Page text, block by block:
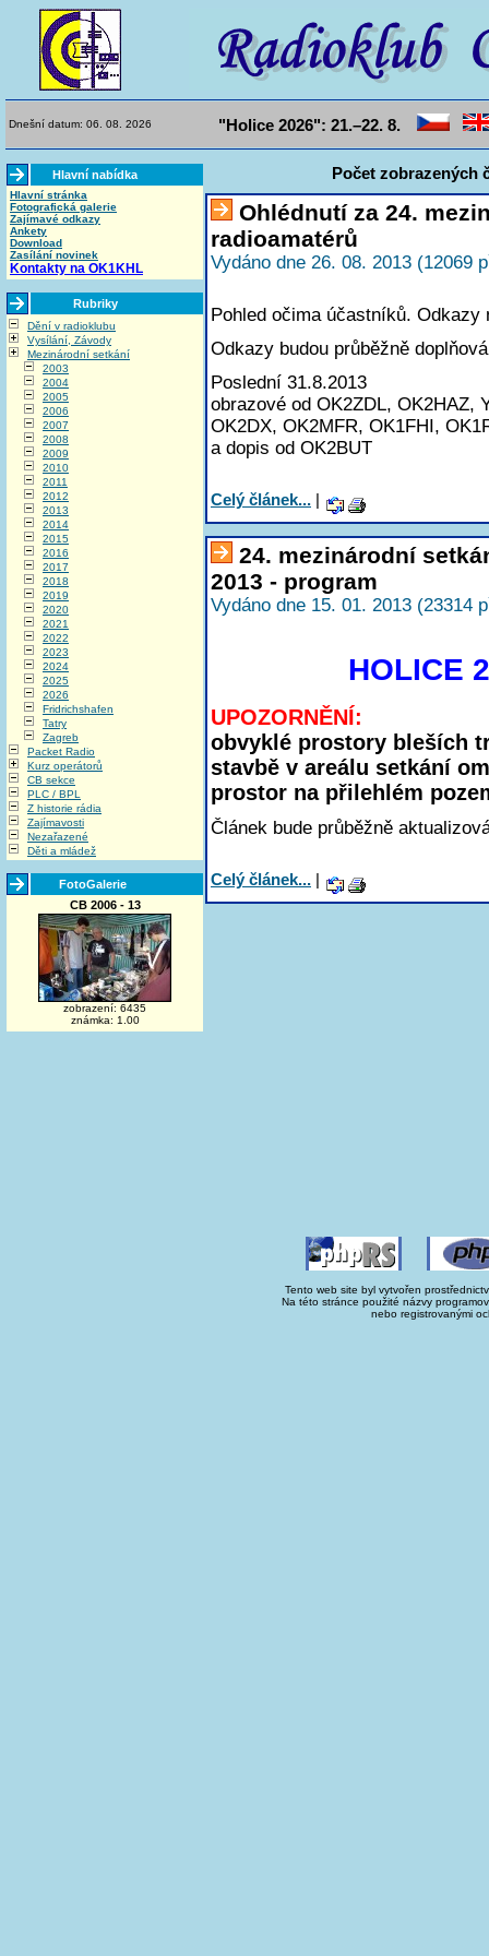
Dnešní datum: 06. 08. 2026 "Holice 2026": 21.–22. 8.
Hlavní nabídka
Hlavní stránka
Fotografická galerie
Zajímavé odkazy
Ankety
Download
Zasílání novinek
Kontakty na OK1KHL
Rubriky
Dění v radioklubu
Vysílání, Závody
Mezinárodní setkání
2003
2004
2005
2006
2007
2008
2009
2010
2011
2012
2013
2014
2015
2016
2017
2018
2019
2020
2021
2022
2023
2024
2025
2026
Fridrichshafen
Tatry
Zagreb
Packet Radio
Kurz operátorů
CB sekce
PLC / BPL
Z historie rádia
Zajímavosti
Nezařazené
Děti a mládež
FotoGalerie
CB 2006 - 13
zobrazení: 6435
známka: 1.00
Počet zobrazených
Ohlédnutí za 24.
radioamatérů
Vydáno dne 26. 08. 2013 (12069
Pohled očima účastníků. Odkazy
Odkazy budou průběžně
Poslední 31.8.2013
obrazové od OK2ZDL, OK2HAZ,
OK2DX, OK2MFR, OK1FHI,
a dopis od OK2BUT
Celý článek... |
24. mezinárodní
2013 - program
Vydáno dne 15. 01. 2013 (23314
HOLICE
UPOZORNĚNÍ:
obvyklé prostory bleších
stavbě v areálu setkání
prostor na přilehlém
Článek bude průběžně
Celý článek... |
Tento web site byl vytvořen
Na této stránce použité názvy
nebo registrovanými